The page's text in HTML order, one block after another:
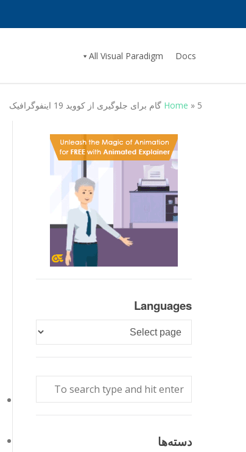
Docs
All Visual Paradigm
Home » 5 گام برای جلوگیری از کووید 19 اینفوگرافیک
Languages
Languages
دسته‌ها